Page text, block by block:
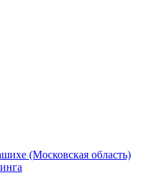
(Московская область)